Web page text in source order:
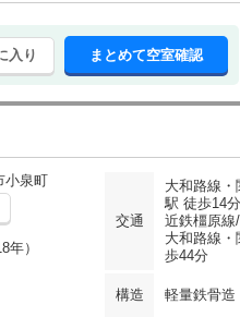
入り まとめて空室確認
小泉町
交通
大和路線
駅 徒歩14分
近鉄橿原線
大和路線
歩44分
年）
構造 軽量鉄骨造